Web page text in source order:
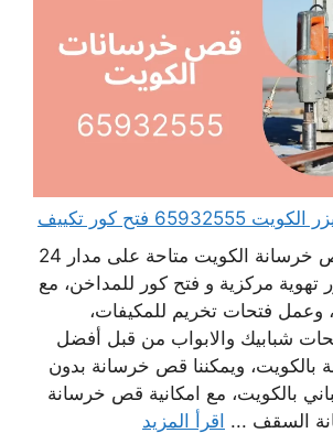
فتح كور تكييف
خدمات شركة قص خرسانة الكويت متاحة على مدار 24
مركزية و فتح كور للمداخن، مع
وعمل فتحات تخريم للمكيفات،
شبابيك والابواب من قبل أفضل
ويمكننا قص خرسانة بدون
بالكويت، مع امكانية قص خرسانة
السقف ... اقرأ المزيد